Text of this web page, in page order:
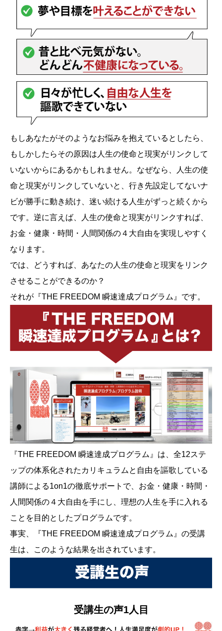
もしあなたがそのようなお悩みを抱えているとしたら、
もしかしたらその原因は人生の使命と現実がリンクして
いないからにあるかもしれません。なぜなら、人生の使
命と現実がリンクしていないと、行き先設定してないナ
ビが勝手に動き続け、迷い続ける人生がずっと続くから
です。逆に言えば、人生の使命と現実がリンクすれば、
お金・健康・時間・人間関係の４大自由を実現しやすく
なります。
では、どうすれば、あなたの人生の使命と現実をリンク
させることができるのか？
それが『THE FREEDOM 瞬速達成プログラム』です。
『THE FREEDOM 瞬速達成プログラム』は、全12ステ
ップの体系化されたカリキュラムと自由を謳歌している
講師による1on1の徹底サポートで、お金・健康・時間・
人間関係の４大自由を手にし、理想の人生を手に入れる
ことを目的としたプログラムです。
事実、『THE FREEDOM 瞬速達成プログラム』の受講
生は、このような結果を出されています。
受講生の声1人目